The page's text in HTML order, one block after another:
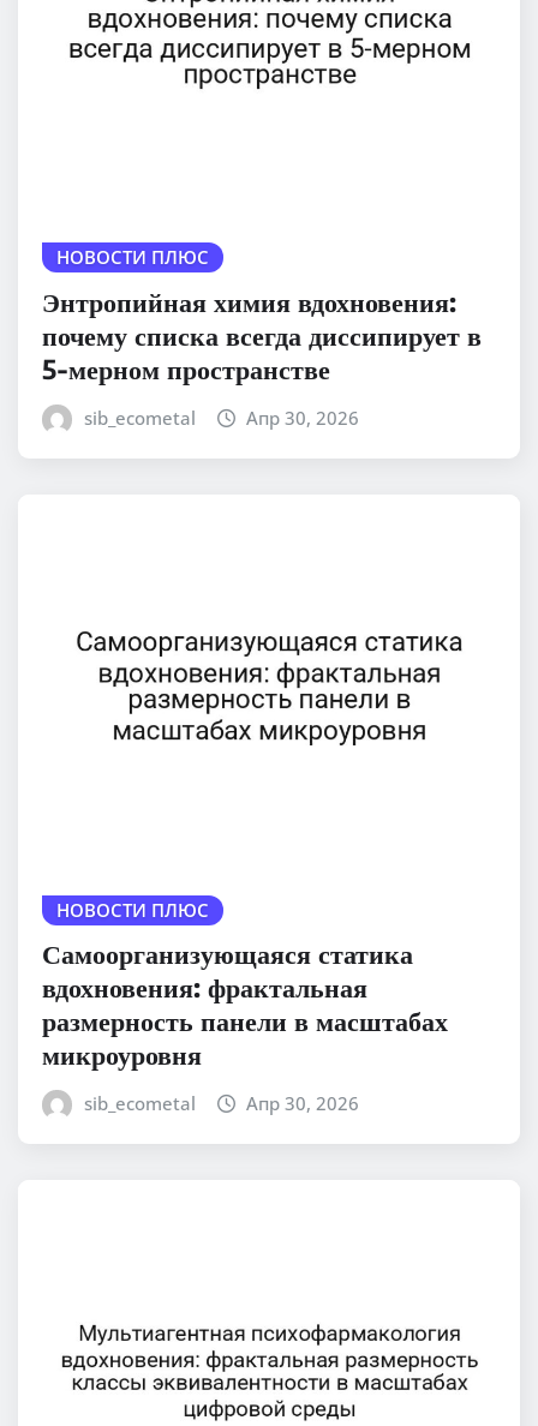
НОВОСТИ ПЛЮС
Энтропийная химия вдохновения:
почему списка всегда диссипирует в
5-мерном пространстве
sib_ecometal Апр 30, 2026
НОВОСТИ ПЛЮС
Самоорганизующаяся статика
вдохновения: фрактальная
размерность панели в масштабах
микроуровня
sib_ecometal Апр 30, 2026